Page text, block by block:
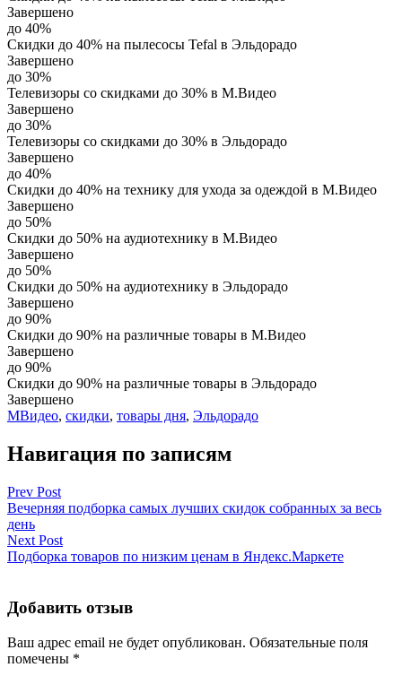
Завершено
до 40%
Скидки до 40% на пылесосы Tefal в Эльдорадо
Завершено
до 30%
Телевизоры со скидками до 30% в М.Видео
Завершено
до 30%
Телевизоры со скидками до 30% в Эльдорадо
Завершено
до 40%
Скидки до 40% на технику для ухода за одеждой в М.Видео
Завершено
до 50%
Скидки до 50% на аудиотехнику в М.Видео
Завершено
до 50%
Скидки до 50% на аудиотехнику в Эльдорадо
Завершено
до 90%
Скидки до 90% на различные товары в М.Видео
Завершено
до 90%
Скидки до 90% на различные товары в Эльдорадо
Завершено
МВидео, скидки, товары дня, Эльдорадо
Навигация по записям
Prev Post
Вечерняя подборка самых лучших скидок собранных за весь
день
Next Post
Подборка товаров по низким ценам в Яндекс.Маркете
Добавить отзыв
Ваш адрес email не будет опубликован. Обязательные поля
помечены *